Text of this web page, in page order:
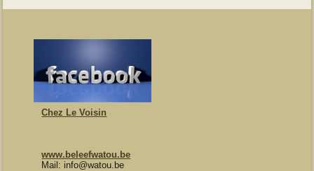
Chez Le Voisin
www.beleefwatou.be
Mail: info@watou.be